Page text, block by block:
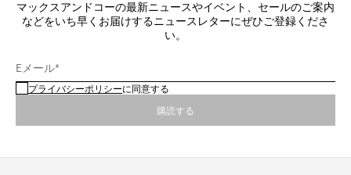
マックスアンドコーの最新ニュースやイベント、セールのご案内
などをいち早くお届けするニュースレターにぜひご登録くださ
い。
Eメール*
プライバシーポリシーに同意する
購読する